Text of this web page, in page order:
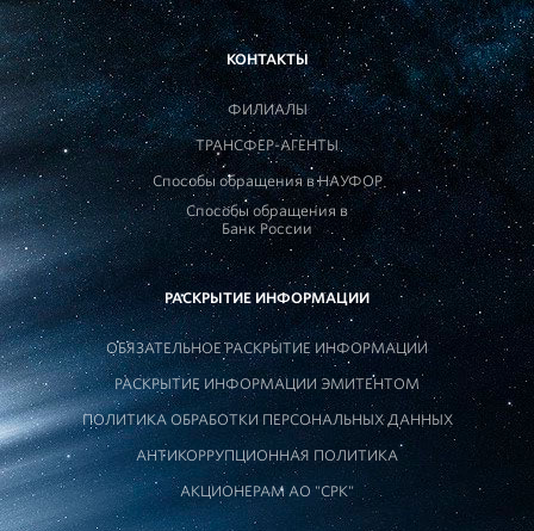
КОНТАКТЫ
ФИЛИАЛЫ
ТРАНСФЕР-АГЕНТЫ
Способы обращения в НАУФОР
Способы обращения в
Банк России
РАСКРЫТИЕ ИНФОРМАЦИИ
ОБЯЗАТЕЛЬНОЕ РАСКРЫТИЕ ИНФОРМАЦИИ
РАСКРЫТИЕ ИНФОРМАЦИИ ЭМИТЕНТОМ
ПОЛИТИКА ОБРАБОТКИ ПЕРСОНАЛЬНЫХ ДАННЫХ
АНТИКОРРУПЦИОННАЯ ПОЛИТИКА
АКЦИОНЕРАМ АО "СРК"